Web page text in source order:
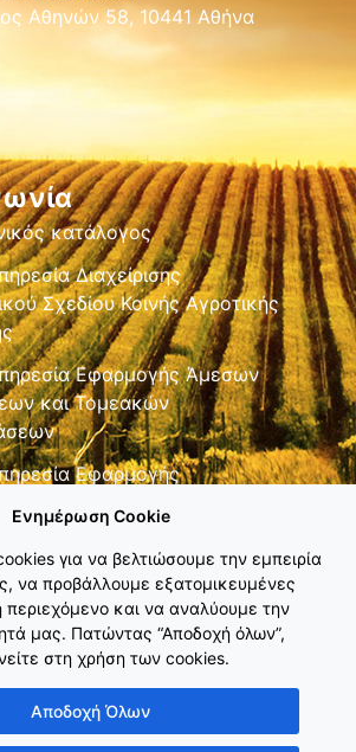
Αθηνών 58, 10441 Αθήνα
κατάλογος
Διαχείρισης
Σχεδίου Κοινής Αγροτικής
Εφαρμογής Άμεσων
και Τομεακών
Εφαρμογής
ΚΑΠ
Ενημέρωση Cookie
για να βελτιώσουμε την εμπειρία
να προβάλλουμε εξατομικευμένες
περιεχόμενο και να αναλύουμε την
μας. Πατώντας “Αποδοχή όλων”,
στη χρήση των cookies.
Αποδοχή Όλων